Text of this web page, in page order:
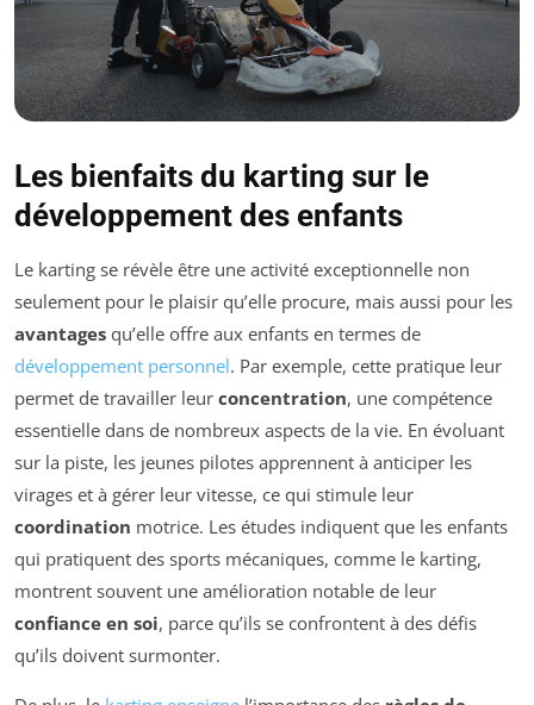
Les bienfaits du karting sur le
développement des enfants
Le karting se révèle être une activité exceptionnelle non
seulement pour le plaisir qu’elle procure, mais aussi pour les
avantages qu’elle offre aux enfants en termes de
développement personnel. Par exemple, cette pratique leur
permet de travailler leur concentration, une compétence
essentielle dans de nombreux aspects de la vie. En évoluant
sur la piste, les jeunes pilotes apprennent à anticiper les
virages et à gérer leur vitesse, ce qui stimule leur
coordination motrice. Les études indiquent que les enfants
qui pratiquent des sports mécaniques, comme le karting,
montrent souvent une amélioration notable de leur
confiance en soi, parce qu’ils se confrontent à des défis
qu’ils doivent surmonter.